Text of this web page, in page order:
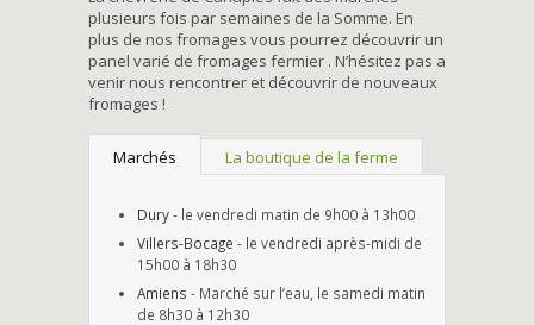
plusieurs fois par semaines de la Somme. En
plus de nos fromages vous pourrez découvrir un
panel varié de fromages fermier . N’hésitez pas a
venir nous rencontrer et découvrir de nouveaux
fromages !
Marchés La boutique de la ferme
Dury- le vendredi matin de 9h00 à 13h00
Villers-Bocage - le vendredi après-midi de
15h00 à 18h30
Amiens - Marché sur l’eau, le samedi matin
de 8h30 à 12h30